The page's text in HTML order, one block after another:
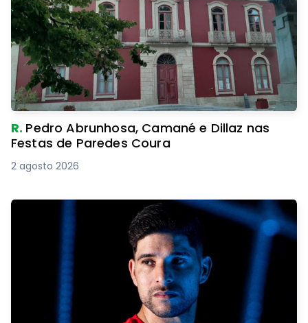
R. Pedro Abrunhosa, Camané e Dillaz nas
Festas de Paredes Coura
2 agosto 2026